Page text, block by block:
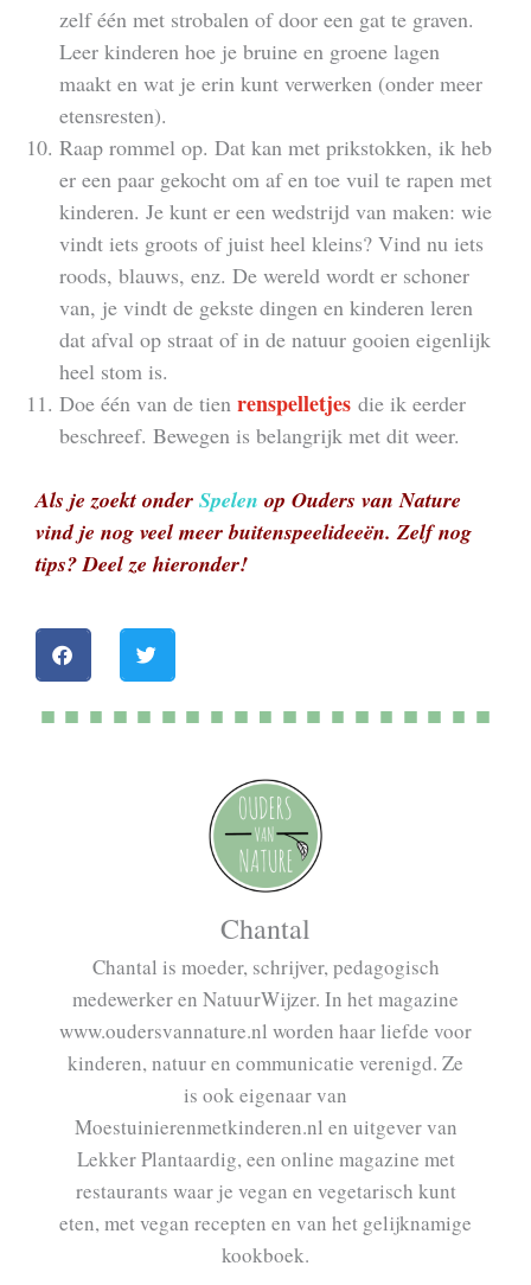
zelf één met strobalen of door een gat te graven.
Leer kinderen hoe je bruine en groene lagen
maakt en wat je erin kunt verwerken (onder meer
etensresten).
Raap rommel op. Dat kan met prikstokken, ik heb
er een paar gekocht om af en toe vuil te rapen met
kinderen. Je kunt er een wedstrijd van maken: wie
vindt iets groots of juist heel kleins? Vind nu iets
roods, blauws, enz. De wereld wordt er schoner
van, je vindt de gekste dingen en kinderen leren
dat afval op straat of in de natuur gooien eigenlijk
heel stom is.
Doe één van de tien renspelletjes die ik eerder
beschreef. Bewegen is belangrijk met dit weer.
Als je zoekt onder Spelen op Ouders van Nature
vind je nog veel meer buitenspeelideeën. Zelf nog
tips? Deel ze hieronder!
Chantal
Chantal is moeder, schrijver, pedagogisch
medewerker en NatuurWijzer. In het magazine
www.oudersvannature.nl worden haar liefde voor
kinderen, natuur en communicatie verenigd. Ze
is ook eigenaar van
Moestuinierenmetkinderen.nl en uitgever van
Lekker Plantaardig, een online magazine met
restaurants waar je vegan en vegetarisch kunt
eten, met vegan recepten en van het gelijknamige
kookboek.